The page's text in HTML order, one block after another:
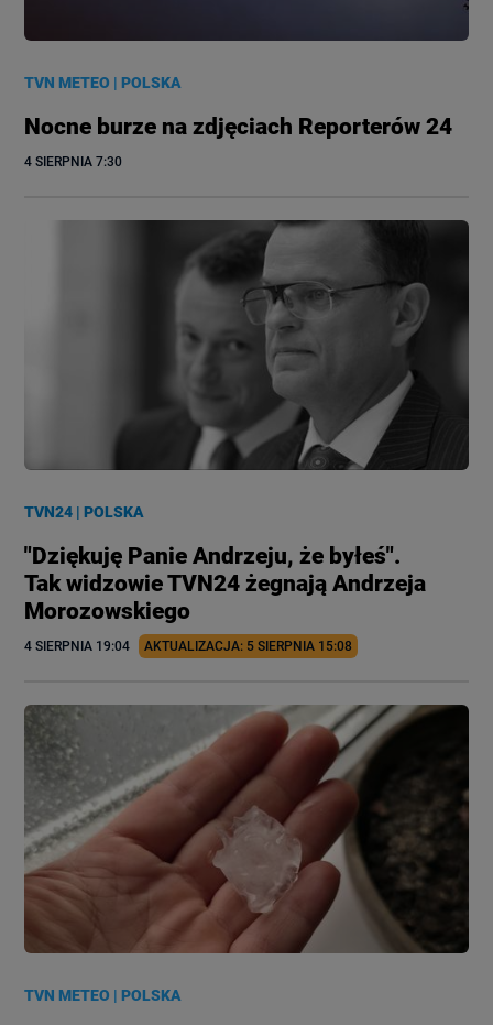
TVN METEO |POLSKA
Nocne burze na zdjęciach Reporterów 24
4 SIERPNIA 7:30
TVN24 |POLSKA
"Dziękuję Panie Andrzeju, że byłeś".
Tak widzowie TVN24 żegnają Andrzeja
Morozowskiego
4 SIERPNIA 19:04 AKTUALIZACJA: 5 SIERPNIA 15:08
TVN METEO |POLSKA